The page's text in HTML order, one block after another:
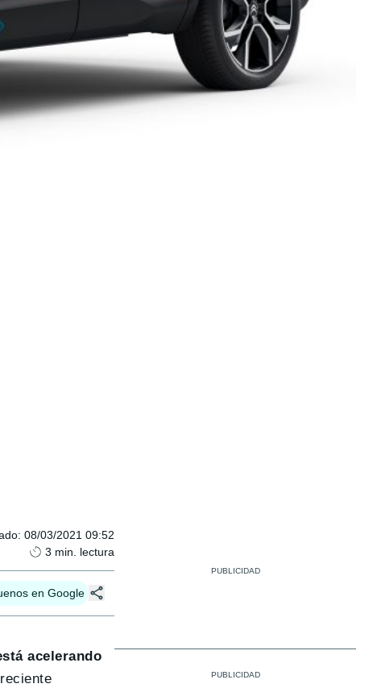
: 08/03/2021 09:52
3 min. lectura
en Google
acelerando